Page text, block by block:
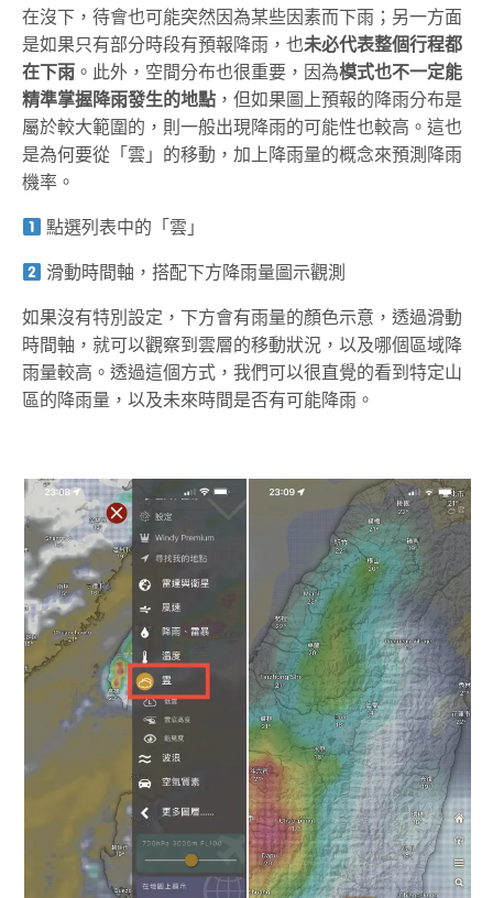
在沒下，待會也可能突然因為某些因素而下雨；另一方面
是如果只有部分時段有預報降雨，也未必代表整個行程都
在下雨 。此外，空間分布也很重要，因為模式也不一定能
精準掌握降雨發生的地點 ，但如果圖上預報的降雨分布是
屬於較大範圍的，則一般出現降雨的可能性也較高。這也
是為何要從「雲」的移動，加上降雨量的概念來預測降雨
機率。
點選列表中的「雲」
滑動時間軸，搭配下方降雨量圖示觀測
如果沒有特別設定，下方會有雨量的顏色示意，透過滑動
時間軸，就可以觀察到雲層的移動狀況，以及哪個區域降
雨量較高。透過這個方式，我們可以很直覺的看到特定山
區的降雨量，以及未來時間是否有可能降雨。